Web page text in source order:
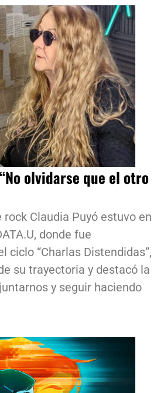
olvidarse que el otro
Claudia Puyó estuvo en
donde fue
ciclo “Charlas Distendidas”,
su trayectoria y destacó la
y seguir haciendo